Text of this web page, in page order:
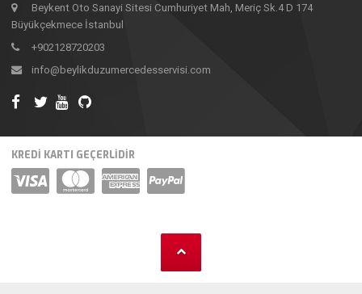
Beykent Oto Sanayi Sitesi Cumhuriyet Mah, Meriç Sk.4 D 174
Büyükçekmece İstanbul
+902128720203
info@beylikduzumercedesservisi.com
KREDİ KARTI GEÇERLİDİR